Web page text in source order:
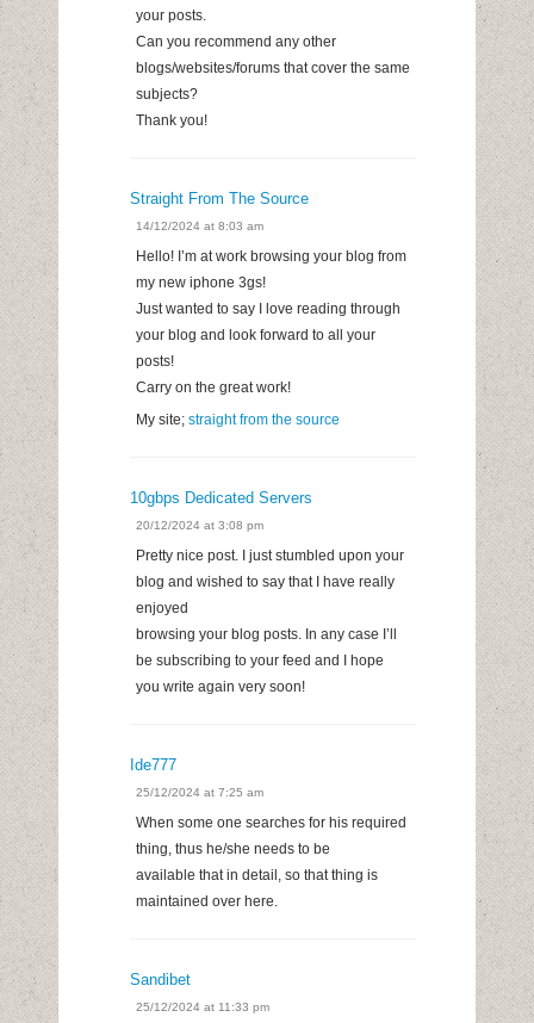
your posts.
Can you recommend any other
blogs/websites/forums that cover the same
subjects?
Thank you!
Straight From The Source
14/12/2024 at 8:03 am
Hello! I’m at work browsing your blog from
my new iphone 3gs!
Just wanted to say I love reading through
your blog and look forward to all your
posts!
Carry on the great work!
My site; straight from the source
10gbps Dedicated Servers
20/12/2024 at 3:08 pm
Pretty nice post. I just stumbled upon your
blog and wished to say that I have really
enjoyed
browsing your blog posts. In any case I’ll
be subscribing to your feed and I hope
you write again very soon!
Ide777
25/12/2024 at 7:25 am
When some one searches for his required
thing, thus he/she needs to be
available that in detail, so that thing is
maintained over here.
Sandibet
25/12/2024 at 11:33 pm